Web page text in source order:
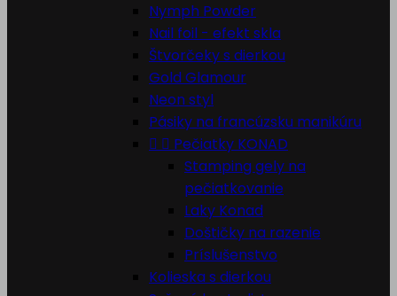
Nymph Powder
Nail foil - efekt skla
Štvorčeky s dierkou
Gold Glamour
Neon styl
Pásiky na francúzsku manikúru
  Pečiatky KONAD
Stamping gely na
pečiatkovanie
Laky Konad
Doštičky na razenie
Príslušenstvo
Kolieska s dierkou